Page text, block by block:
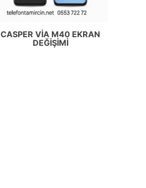
CASPER VIA M40 EKRAN
DEĞIŞIMI